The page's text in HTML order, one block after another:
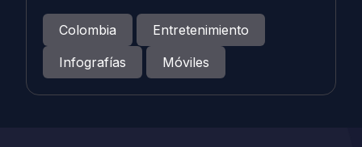
Colombia
Entretenimiento
Infografías
Móviles